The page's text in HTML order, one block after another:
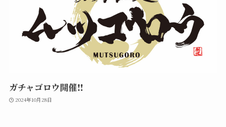
ガチャゴロウ開催‼︎
2024年10月28日